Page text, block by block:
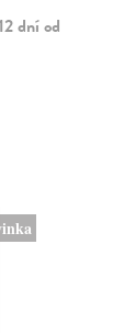
dní od